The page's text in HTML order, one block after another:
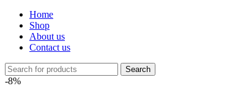
Home
Shop
About us
Contact us
Search
-8%